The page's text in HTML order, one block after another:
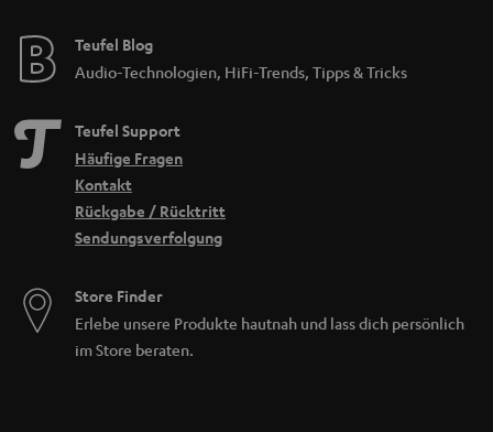
Teufel Blog
Audio-Technologien, HiFi-Trends, Tipps & Tricks
Teufel Support
Häufige Fragen
Kontakt
Rückgabe / Rücktritt
Sendungsverfolgung
Store Finder
Erlebe unsere Produkte hautnah und lass dich persönlich
im Store beraten.